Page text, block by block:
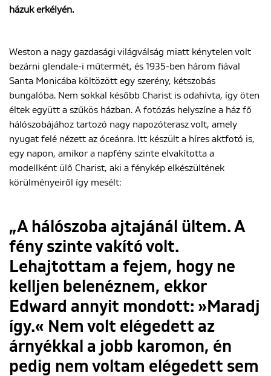
házuk erkélyén.
Weston a nagy gazdasági világválság miatt kénytelen volt
bezárni glendale-i műtermét, és 1935-ben három fiával
Santa Monicába költözött egy szerény, kétszobás
bungalóba. Nem sokkal később Charist is odahívta, így öten
éltek együtt a szűkös házban. A fotózás helyszíne a ház fő
hálószobájához tartozó nagy napozóterasz volt, amely
nyugat felé nézett az óceánra. Itt készült a híres aktfotó is,
egy napon, amikor a napfény szinte elvakította a
modellként ülő Charist, aki a fénykép elkészültének
körülményeiről így mesélt:
„A hálószoba ajtajánál ültem. A
fény szinte vakító volt.
Lehajtottam a fejem, hogy ne
kelljen belenéznem, ekkor
Edward annyit mondott: »Maradj
így.« Nem volt elégedett az
árnyékkal a jobb karomon, én
pedig nem voltam elégedett sem